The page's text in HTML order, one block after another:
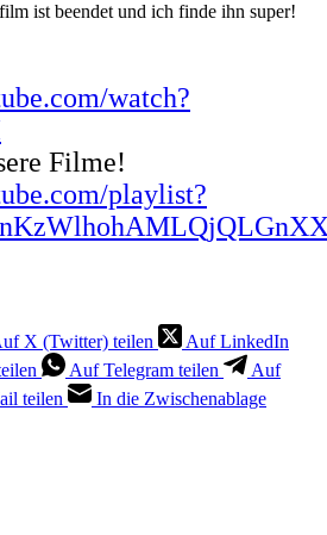
ist beendet und ich finde ihn super!
watch?
Filme!
playlist?
X (Twitter) teilen
Auf LinkedIn
Auf Telegram teilen
Auf
teilen
In die Zwischenablage